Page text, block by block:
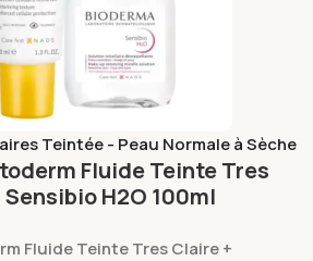
Teintée - Peau Normale à Sèche
Fluide Teinte Tres
H2O 100ml
Fluide Teinte Tres Claire +